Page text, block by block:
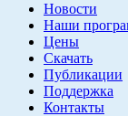
Новости
Наши
Цены
Скачать
Публикации
Поддержка
Контакты